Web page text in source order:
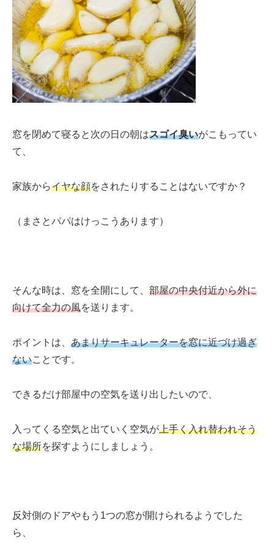
窓を閉めて寝ると次の日の朝はスゴイ臭いがこもってい
て、
家族からイヤな顔をされたりすることはないですか？
（まさとパパはけっこうあります）
そんな時は、窓を全開にして、 部屋の中央付近から外に
向けて全力の風を送ります。
ポイントは、 あまりサーキュレーターを窓に近づけ過ぎ
ないことです。
できるだけ部屋中の空気を送り出したいので、
入ってくる空気と出ていく空気が上手く入れ替われそう
な場所を探すようにしましょう。
反対側のドアやもう1つの窓が開けられるようでした
ら、